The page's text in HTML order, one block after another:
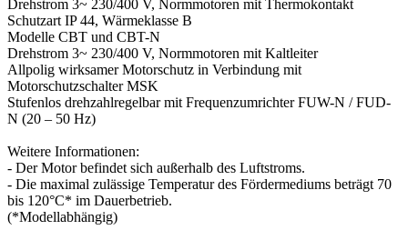
Drehstrom 3~ 230/400 V, Normmotoren mit Thermokontakt
Schutzart IP 44, Wärmeklasse B
Modelle CBT und CBT-N
Drehstrom 3~ 230/400 V, Normmotoren mit Kaltleiter
Allpolig wirksamer Motorschutz in Verbindung mit
Motorschutzschalter MSK
Stufenlos drehzahlregelbar mit Frequenzumrichter FUW-N / FUD-
N (20 – 50 Hz)
Weitere Informationen:
- Der Motor befindet sich außerhalb des Luftstroms.
- Die maximal zulässige Temperatur des Fördermediums beträgt 70
bis 120°C* im Dauerbetrieb.
(*Modellabhängig)